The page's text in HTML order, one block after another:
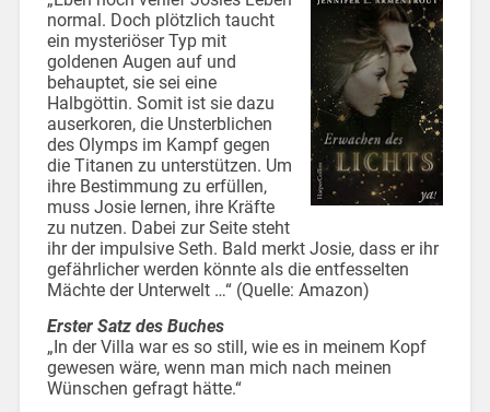
normal. Doch plötzlich taucht
ein mysteriöser Typ mit
goldenen Augen auf und
behauptet, sie sei eine
Halbgöttin. Somit ist sie dazu
auserkoren, die Unsterblichen
des Olymps im Kampf gegen
die Titanen zu unterstützen. Um
ihre Bestimmung zu erfüllen,
muss Josie lernen, ihre Kräfte
zu nutzen. Dabei zur Seite steht
ihr der impulsive Seth. Bald merkt Josie, dass er ihr
gefährlicher werden könnte als die entfesselten
Mächte der Unterwelt …“ (Quelle: Amazon)
Erster Satz des Buches
„In der Villa war es so still, wie es in meinem Kopf
gewesen wäre, wenn man mich nach meinen
Wünschen gefragt hätte.“